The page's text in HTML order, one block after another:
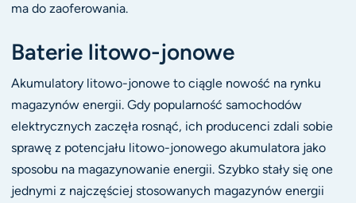
ma do zaoferowania.
Baterie litowo-jonowe
Akumulatory litowo-jonowe to ciągle nowość na rynku
magazynów energii. Gdy popularność samochodów
elektrycznych zaczęła rosnąć, ich producenci zdali sobie
sprawę z potencjału litowo-jonowego akumulatora jako
sposobu na magazynowanie energii. Szybko stały się one
jednymi z najczęściej stosowanych magazynów energii